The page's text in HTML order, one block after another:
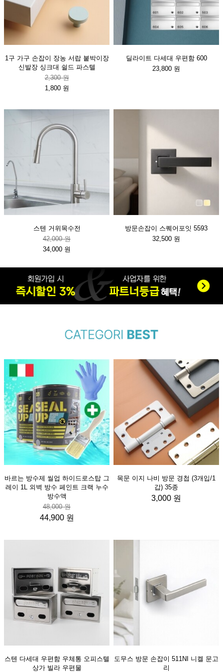
1구 가구 손잡이 장농 서랍 붙박이장
신발장 싱크대 쉴드 파스텔
2,300 원
1,800 원
딜라이트 다세대 우편함 600
23,800 원
스텐 거위목수전
42,000 원
34,000 원
방문손잡이 스퀘어포잇 5593
32,500 원
바르는 방수제 씰업 하이드로스탑 그
레이 1L 외벽 방수 페인트 크랙 누수
방수액
48,000 원
44,900 원
목문 이지 나비 방문 경첩 (3개입/1
갑) 35종
3,000 원
스텐 다세대 우편함 우체통 오피스텔
상가 빌라 우편물
도무스 방문 손잡이 511NI 니켈 문고
리